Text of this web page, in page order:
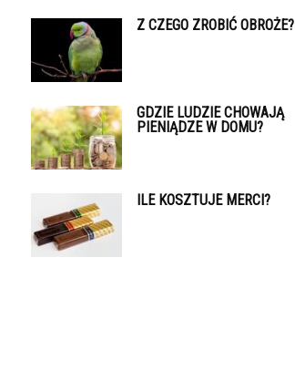
Z CZEGO ZROBIĆ OBROŻE?
GDZIE LUDZIE CHOWAJĄ
PIENIĄDZE W DOMU?
ILE KOSZTUJE MERCI?